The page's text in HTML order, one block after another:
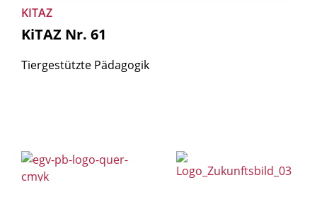
KITAZ
KiTAZ Nr. 61
Tiergestützte Pädagogik